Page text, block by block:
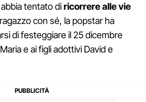
tentato diricorrere alle vie
con sé, la popstar ha
di festeggiare il 25 dicembre
e ai figli adottivi David e